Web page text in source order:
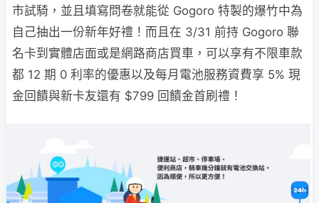
市試騎，並且填寫問卷就能從 Gogoro 特製的爆竹中為
自己抽出一份新年好禮！而且在 3/31 前持 Gogoro 聯
名卡到實體店面或是網路商店買車，可以享有不限車款
都 12 期 0 利率的優惠以及每月電池服務資費享 5% 現
金回饋與新卡友還有 $799 回饋金首刷禮！